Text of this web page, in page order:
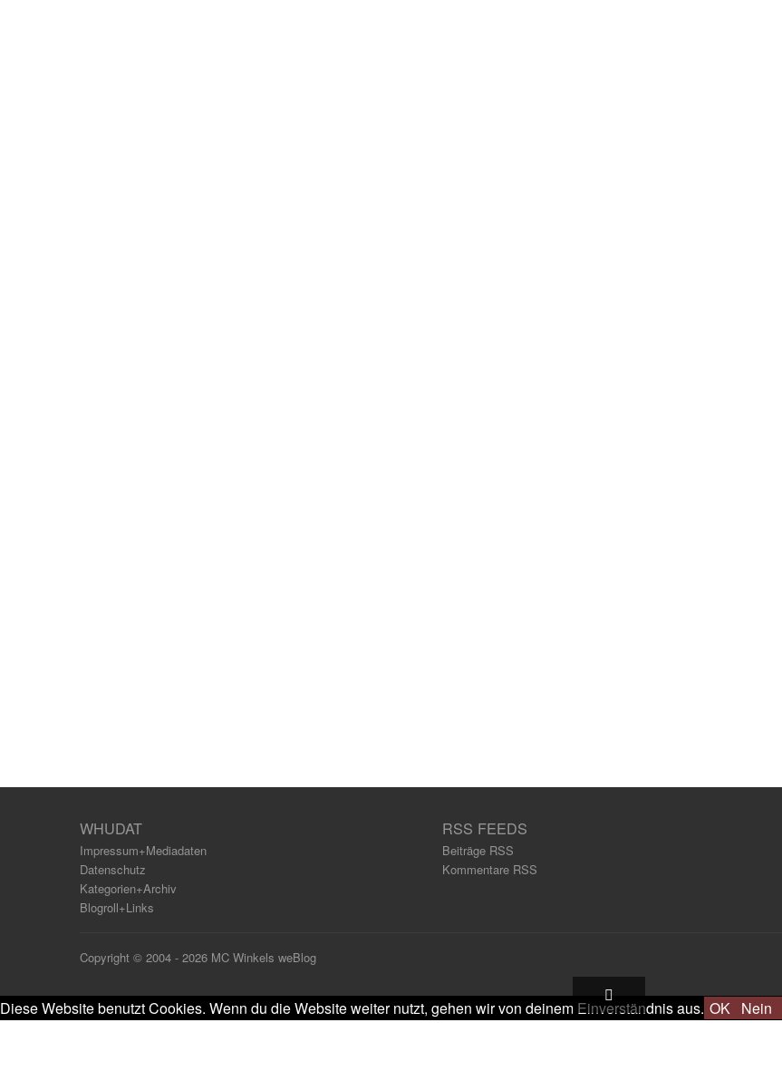
WHUDAT
Impressum+Mediadaten
Datenschutz
Kategorien+Archiv
Blogroll+Links
RSS FEEDS
Beiträge RSS
Kommentare RSS
Copyright © 2004 - 2026 MC Winkels weBlog
Diese Website benutzt Cookies. Wenn du die Website weiter nutzt, gehen wir von deinem Einverständnis aus. OK Nein